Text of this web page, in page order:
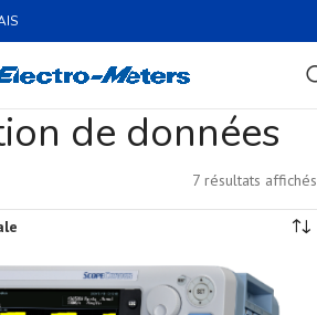
de données
7 résultats affichés